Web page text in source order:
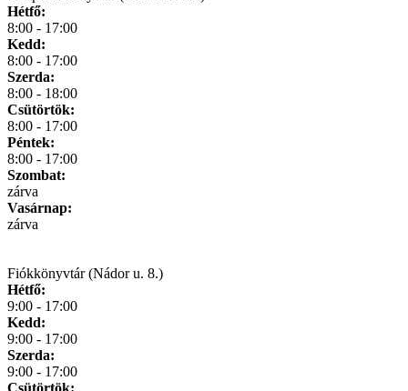
Hétfő:
8:00 - 17:00
Kedd:
8:00 - 17:00
Szerda:
8:00 - 18:00
Csütörtök:
8:00 - 17:00
Péntek:
8:00 - 17:00
Szombat:
zárva
Vasárnap:
zárva
Fiókkönyvtár (Nádor u. 8.)
Hétfő:
9:00 - 17:00
Kedd:
9:00 - 17:00
Szerda:
9:00 - 17:00
Csütörtök: